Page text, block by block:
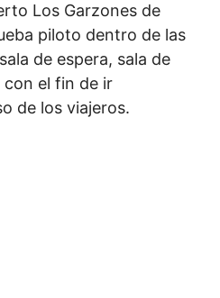
Los Garzones de
piloto dentro de las
de espera, sala de
el fin de ir
de los viajeros.